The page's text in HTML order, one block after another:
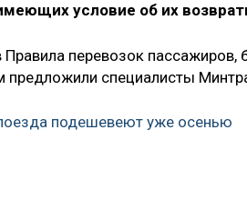
условие об их
перевозок пассажиров,
специалисты
подешевеют уже осенью